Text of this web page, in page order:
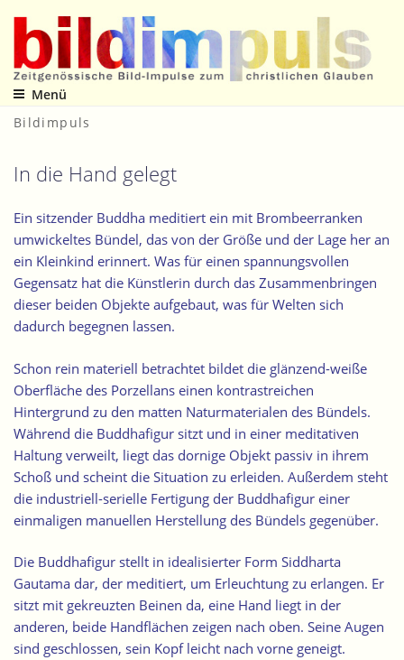
Inhalt
springen
Zeitgenössische Bild-Impulse zum christlichen Glauben
Menü
Bildimpuls
In die Hand gelegt
Ein sitzender Buddha meditiert ein mit Brombeerranken
umwickeltes Bündel, das von der Größe und der Lage her an
ein Kleinkind erinnert. Was für einen spannungsvollen
Gegensatz hat die Künstlerin durch das Zusammenbringen
dieser beiden Objekte aufgebaut, was für Welten sich
dadurch begegnen lassen.
Schon rein materiell betrachtet bildet die glänzend-weiße
Oberfläche des Porzellans einen kontrastreichen
Hintergrund zu den matten Naturmaterialen des Bündels.
Während die Buddhafigur sitzt und in einer meditativen
Haltung verweilt, liegt das dornige Objekt passiv in ihrem
Schoß und scheint die Situation zu erleiden. Außerdem steht
die industriell-serielle Fertigung der Buddhafigur einer
einmaligen manuellen Herstellung des Bündels gegenüber.
Die Buddhafigur stellt in idealisierter Form Siddharta
Gautama dar, der meditiert, um Erleuchtung zu erlangen. Er
sitzt mit gekreuzten Beinen da, eine Hand liegt in der
anderen, beide Handflächen zeigen nach oben. Seine Augen
sind geschlossen, sein Kopf leicht nach vorne geneigt.